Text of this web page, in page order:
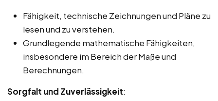
Fähigkeit, technische Zeichnungen und Pläne zu
lesen und zu verstehen.
Grundlegende mathematische Fähigkeiten,
insbesondere im Bereich der Maße und
Berechnungen.
Sorgfalt und Zuverlässigkeit: